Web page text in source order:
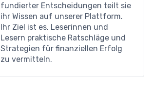
fundierter Entscheidungen teilt sie
ihr Wissen auf unserer Plattform.
Ihr Ziel ist es, Leserinnen und
Lesern praktische Ratschläge und
Strategien für finanziellen Erfolg
zu vermitteln.